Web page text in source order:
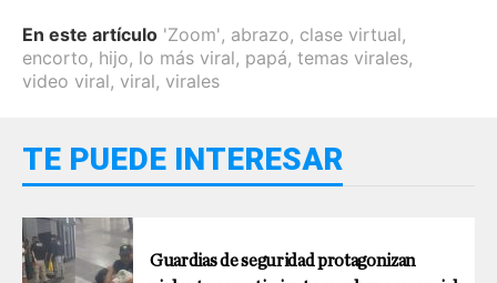
En este artículo 'Zoom', abrazo, clase virtual,
encorto, hijo, lo más viral, papá, temas virales,
video viral, viral, virales
TE PUEDE INTERESAR
Guardias de seguridad protagonizan